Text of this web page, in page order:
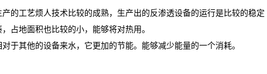
的工艺烦人技术比较的成熟，生产出的反渗透设备的运行是比较的稳定
占地面积也比较的小，能够将对热用。
其他的设备来水，它更加的节能。能够减少能量的一个消耗。